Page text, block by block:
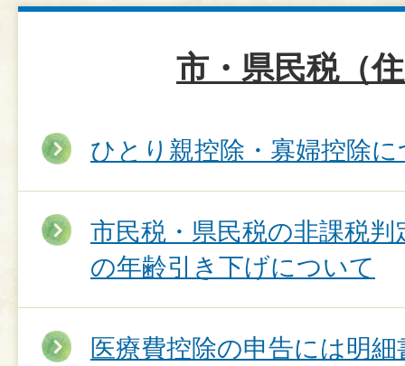
市・県民税（
ひとり親控除・寡婦控除
市民税・県民税の非課税
の年齢引き下げについて
医療費控除の申告には明